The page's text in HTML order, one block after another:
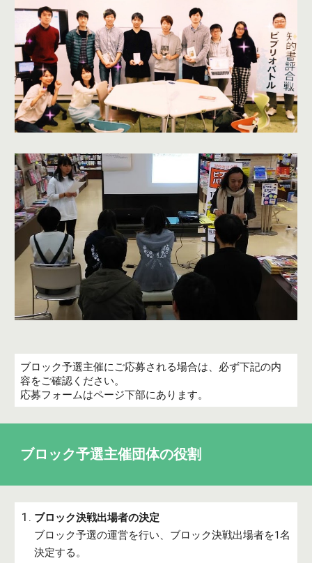
ブロック予選主催にご応募される場合は、必ず下記の内
容をご確認ください。
応募フォームはページ下部にあります。
ブロック予選主催団体の役割
ブロック決戦出場者の決定
ブロック予選の運営を行い、ブロック決戦出場者を1名
決定する。